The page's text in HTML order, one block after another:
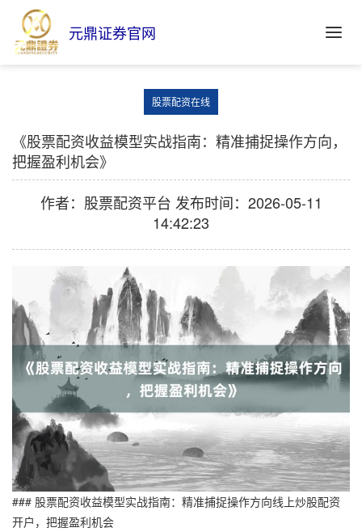
元鼎证券官网
股票配资在线
《股票配资收益模型实战指南：精准捕捉操作方向，
把握盈利机会》
作者：股票配资平台 发布时间：2026-05-11
14:42:23
### 股票配资收益模型实战指南：精准捕捉操作方向线上炒股配资
开户，把握盈利机会